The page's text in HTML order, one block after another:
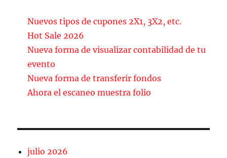
b
o
o
k
a
ir
Nuevos tipos de cupones 2X1, 3X2, etc.
Hot Sale 2026
Nueva forma de visualizar contabilidad de tu
evento
Nueva forma de transferir fondos
Ahora el escaneo muestra folio
julio 2026